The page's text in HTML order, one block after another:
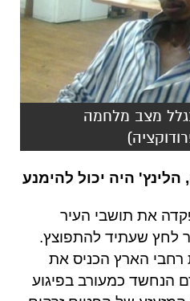
מצב מלחמה
, הלינץ' היה יכול להימנע
את תושבי העיר
לחץ שעתיד להתפוצץ.
רחבי הארץ הכניס את
הנחשד כמעורב בפיגוע